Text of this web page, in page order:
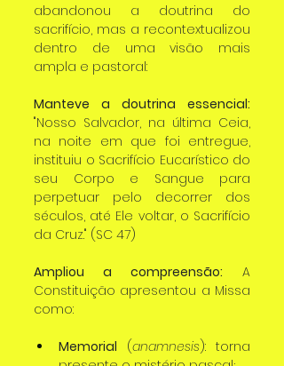
abandonou a doutrina do
sacrifício, mas a recontextualizou
dentro de uma visão mais
ampla e pastoral:
Manteve a doutrina essencial:
"Nosso Salvador, na última Ceia,
na noite em que foi entregue,
instituiu o Sacrifício Eucarístico do
seu Corpo e Sangue para
perpetuar pelo decorrer dos
séculos, até Ele voltar, o Sacrifício
da Cruz." (SC 47)
Ampliou a compreensão: A
Constituição apresentou a Missa
como:
Memorial (anamnesis): torna